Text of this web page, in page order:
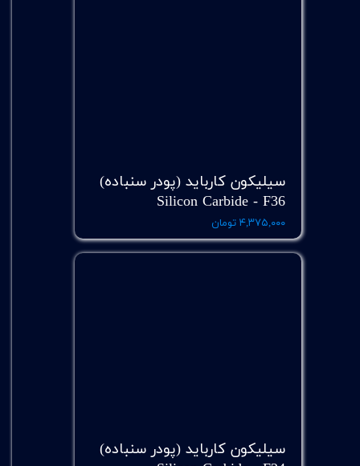
سیلیکون کارباید (پودر سنباده)
Silicon Carbide - F36
۴,۳۷۵,۰۰۰ تومان
سیلیکون کارباید (پودر سنباده)